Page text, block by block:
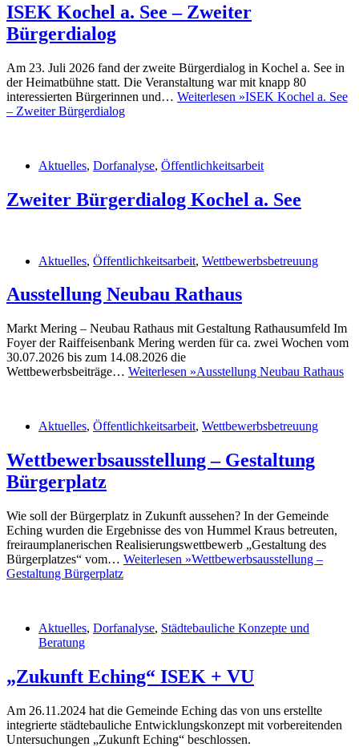
ISEK Kochel a. See – Zweiter
Bürgerdialog
Am 23. Juli 2026 fand der zweite Bürgerdialog in Kochel a. See in
der Heimatbühne statt. Die Veranstaltung war mit knapp 80
interessierten Bürgerinnen und… Weiterlesen »ISEK Kochel a. See
– Zweiter Bürgerdialog
Aktuelles, Dorfanalyse, Öffentlichkeitsarbeit
Zweiter Bürgerdialog Kochel a. See
Aktuelles, Öffentlichkeitsarbeit, Wettbewerbsbetreuung
Ausstellung Neubau Rathaus
Markt Mering – Neubau Rathaus mit Gestaltung Rathausumfeld Im
Foyer der Raiffeisenbank Mering werden für ca. zwei Wochen vom
30.07.2026 bis zum 14.08.2026 die
Wettbewerbsbeiträge… Weiterlesen »Ausstellung Neubau Rathaus
Aktuelles, Öffentlichkeitsarbeit, Wettbewerbsbetreuung
Wettbewerbsausstellung – Gestaltung
Bürgerplatz
Wie soll der Bürgerplatz in Zukunft aussehen? In der Gemeinde
Eching wurden die Ergebnisse des von Hummel Kraus betreuten,
freiraumplanerischen Realisierungswettbewerb „Gestaltung des
Bürgerplatzes“ vom… Weiterlesen »Wettbewerbsausstellung –
Gestaltung Bürgerplatz
Aktuelles, Dorfanalyse, Städtebauliche Konzepte und
Beratung
„Zukunft Eching“ ISEK + VU
Am 26.11.2024 hat die Gemeinde Eching das von uns erstellte
integrierte städtebauliche Entwicklungskonzept mit vorbereitenden
Untersuchungen „Zukunft Eching“ beschlossen.